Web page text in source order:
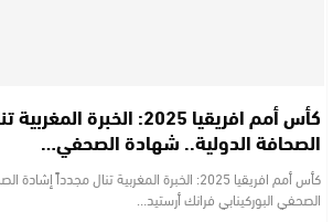
كأس أمم افريقيا 2025:
الصحافة الدولية.. شهادة الصحفي…
كأس أمم افريقيا 2025: الخبرة المغربية تنال
الصحفي البوركينابي فرانك أرستيد…